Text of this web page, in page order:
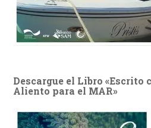
Descargue el Libro «Escrito
Aliento para el MAR»